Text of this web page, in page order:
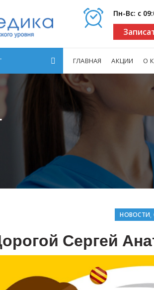
Пн-Вс: с
ГЛАВНАЯ АКЦИИ О
НОВОСТИ,
Сергей